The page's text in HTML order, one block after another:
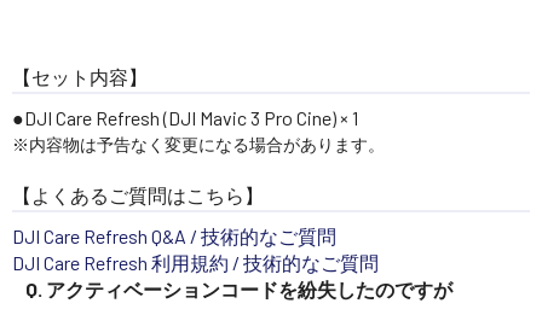
【セット内容】
DJI Care Refresh (DJI Mavic 3 Pro Cine) × 1
※内容物は予告なく変更になる場合があります。
【よくあるご質問はこちら】
DJI Care Refresh Q&A / 技術的なご質問
DJI Care Refresh 利用規約 / 技術的なご質問
Q. アクティベーションコードを紛失したのですが